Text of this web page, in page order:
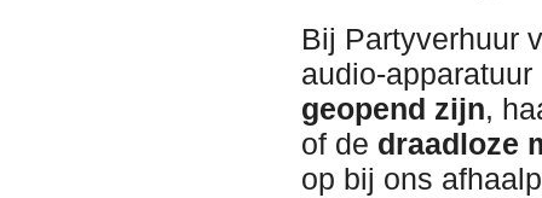
Bij Partyverhuur
audio-
geopend zijn,
of de draadloze
op bij ons